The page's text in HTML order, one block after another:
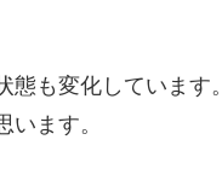
も変化しています。
ます。